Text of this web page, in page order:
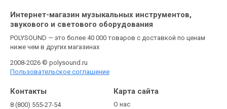
Интернет-магазин музыкальных инструментов,
звукового и светового оборудования
POLYSOUND — это более 40 000 товаров с доставкой по ценам
ниже чем в других магазинах
2008-2026 © polysound.ru
Пользовательское соглашение
Контакты
8 (800) 555-27-54
Карта сайта
О нас